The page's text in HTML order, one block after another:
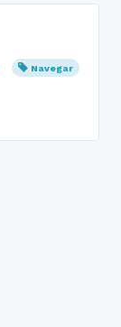
Navegar